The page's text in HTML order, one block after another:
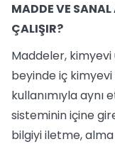
MADDE VE
ÇALIŞIR?
Maddeler, kimyevi
beyinde iç
kullanımıyla aynı
sisteminin içine
bilgiyi iletme,